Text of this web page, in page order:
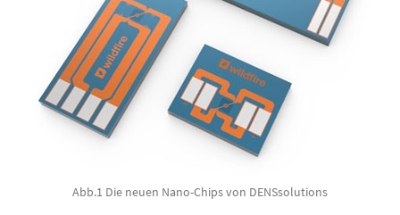
Abb.1 Die neuen Nano-Chips von DENSsolutions